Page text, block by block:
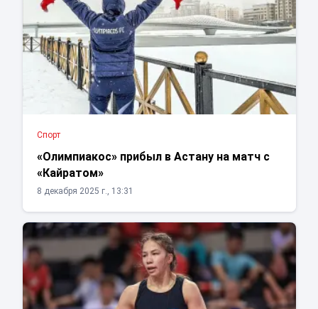
Спорт
«Олимпиакос» прибыл в Астану на матч с
«Кайратом»
8 декабря 2025 г., 13:31